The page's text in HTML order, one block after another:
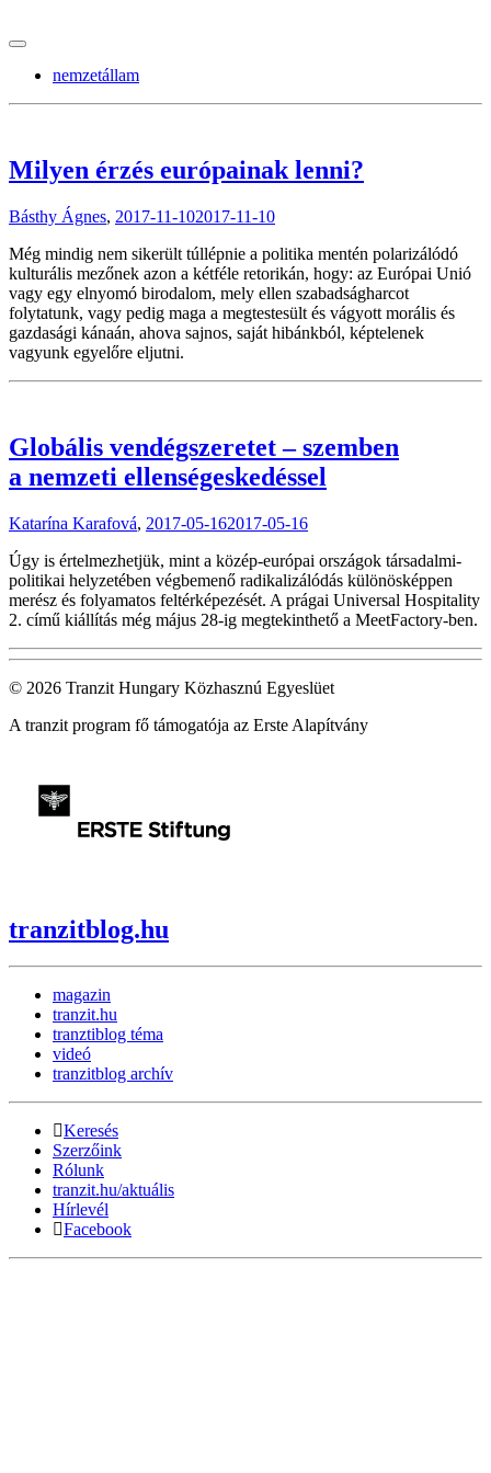
nemzetállam
Milyen érzés európainak lenni?
Básthy Ágnes, 2017-11-102017-11-10
Még mindig nem sikerült túllépnie a politika mentén polarizálódó
kulturális mezőnek azon a kétféle retorikán, hogy: az Európai Unió
vagy egy elnyomó birodalom, mely ellen szabadságharcot
folytatunk, vagy pedig maga a megtestesült és vágyott morális és
gazdasági kánaán, ahova sajnos, saját hibánkból, képtelenek
vagyunk egyelőre eljutni.
Globális vendégszeretet – szemben
a nemzeti ellenségeskedéssel
Katarína Karafová, 2017-05-162017-05-16
Úgy is értelmezhetjük, mint a közép-európai országok társadalmi-
politikai helyzetében végbemenő radikalizálódás különösképpen
merész és folyamatos feltérképezését. A prágai Universal Hospitality
2. című kiállítás még május 28-ig megtekinthető a MeetFactory-ben.
© 2026 Tranzit Hungary Közhasznú Egyeslüet
A tranzit program fő támogatója az Erste Alapítvány
tranzitblog.hu
magazin
tranzit.hu
tranztiblog téma
videó
tranzitblog archív
Keresés
Szerzőink
Rólunk
tranzit.hu/aktuális
Hírlevél
Facebook